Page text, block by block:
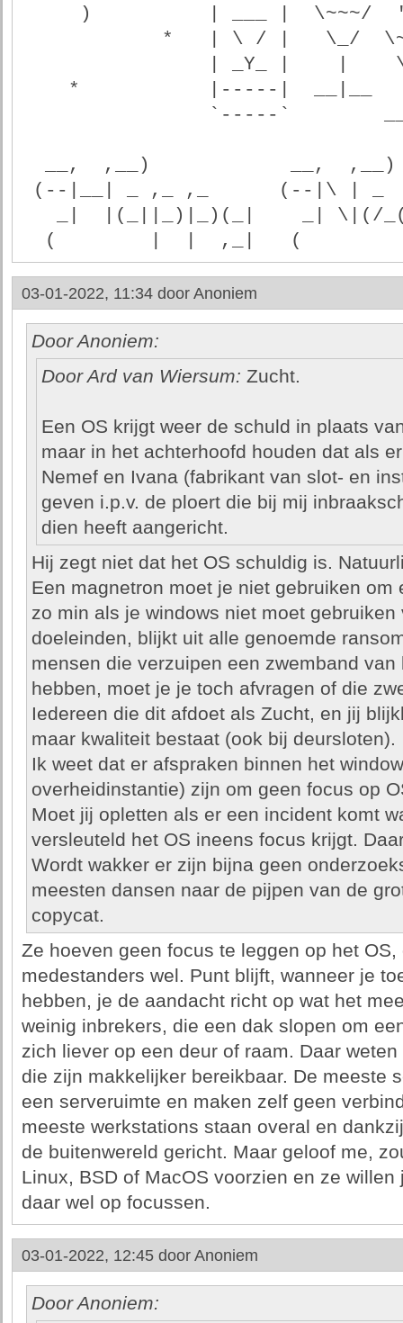
)          | ___ |  \~~~/
*   | \ / |
| _Y_ |
*           |-----|  __|__
`-----`
__,  ,__)            __,
(--|__| _ ,_ ,_      (--|\ | _
_|  |(_||_)|_)(_|    _|
(        |  |  ,_|   (
03-01-2022, 11:34 door Anoniem
Door Anoniem:
Door Ard van Wiersum: Zucht.
Een OS krijgt weer de schuld in plaats
maar in het achterhoofd houden dat als
Nemef en Ivana (fabrikant van slot- en
geven i.p.v. de ploert die bij mij
dien heeft aangericht.
Hij zegt niet dat het OS schuldig is.
Een magnetron moet je niet gebruiken om
zo min als je windows niet moet
doeleinden, blijkt uit alle genoemde
mensen die verzuipen een zwemband
hebben, moet je je toch afvragen of die
Iedereen die dit afdoet als Zucht, en jij
maar kwaliteit bestaat (ook bij deursloten).
Ik weet dat er afspraken binnen het
overheidinstantie) zijn om geen focus op
Moet jij opletten als er een incident komt
versleuteld het OS ineens focus krijgt.
Wordt wakker er zijn bijna geen
meesten dansen naar de pijpen van de
copycat.
Ze hoeven geen focus te leggen op het
medestanders wel. Punt blijft, wanneer je
hebben, je de aandacht richt op wat het
weinig inbrekers, die een dak slopen om
zich liever op een deur of raam. Daar
die zijn makkelijker bereikbaar. De meeste
een serveruimte en maken zelf geen
meeste werkstations staan overal en
de buitenwereld gericht. Maar geloof me,
Linux, BSD of MacOS voorzien en ze
daar wel op focussen.
03-01-2022, 12:45 door Anoniem
Door Anoniem: